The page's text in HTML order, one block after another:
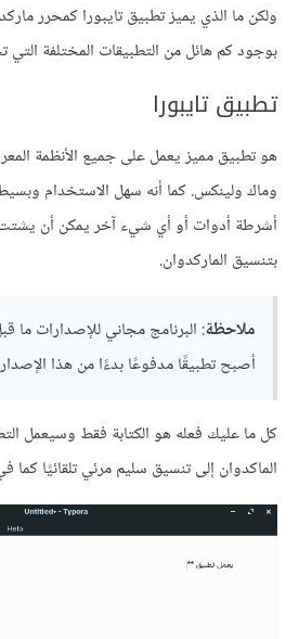
ولكن ما الذي يميز تطبيق تايبورا كمحرر
بوجود كم هائل من التطبيقات المختلفة
تطبيق تايبورا
هو تطبيق مميز يعمل على جميع اﻷنظمة
وماك ولينكس. كما أنه سهل اﻻستخدام
أشرطة أدوات أو أي شيء آخر يمكن أن يشتت
بتنسيق الماركدوان.
ملاحظة
أصبح تطبيقًا مدفوعًا بدءًا من هذا
كل ما عليك فعله هو الكتابة فقط وسيعمل
الماكدوان إلى تنسيق سليم مرئي تلقائيًا كما